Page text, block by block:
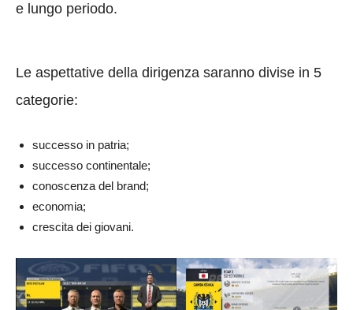
e lungo periodo.
Le aspettative della dirigenza saranno divise in 5
categorie:
successo in patria;
successo continentale;
conoscenza del brand;
economia;
crescita dei giovani.